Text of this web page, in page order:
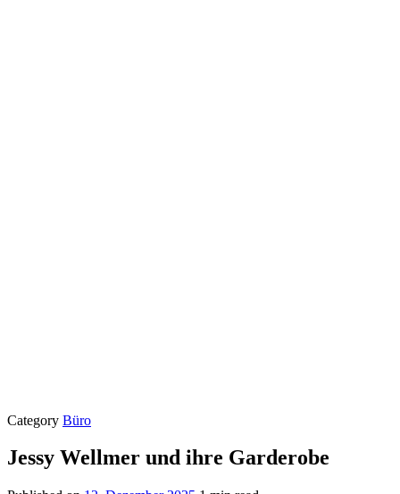
Category Büro
Jessy Wellmer und ihre Garderobe